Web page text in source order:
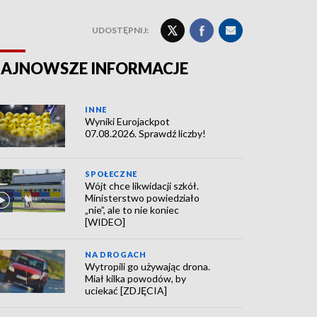
UDOSTĘPNIJ:
INFORMACJE
INNE
Wyniki Eurojackpot
07.08.2026. Sprawdź liczby!
SPOŁECZNE
Wójt chce likwidacji szkół.
Ministerstwo powiedziało
„nie”, ale to nie koniec
[WIDEO]
NA DROGACH
Wytropili go używając drona.
Miał kilka powodów, by
uciekać [ZDJĘCIA]